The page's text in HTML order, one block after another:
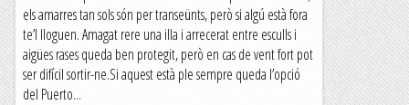
els amarres tan sols són per transeünts, però si algú està fora
te’l lloguen. Amagat rere una illa i arrecerat entre esculls i
aigües rases queda ben protegit, però en cas de vent fort pot
ser difícil sortir-ne.Si aquest està ple sempre queda l’opció
del Puerto...